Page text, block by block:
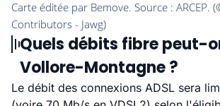
Quels débits fibre peut-
Vollore-Montagne ?
Le débit des connexions ADSL sera